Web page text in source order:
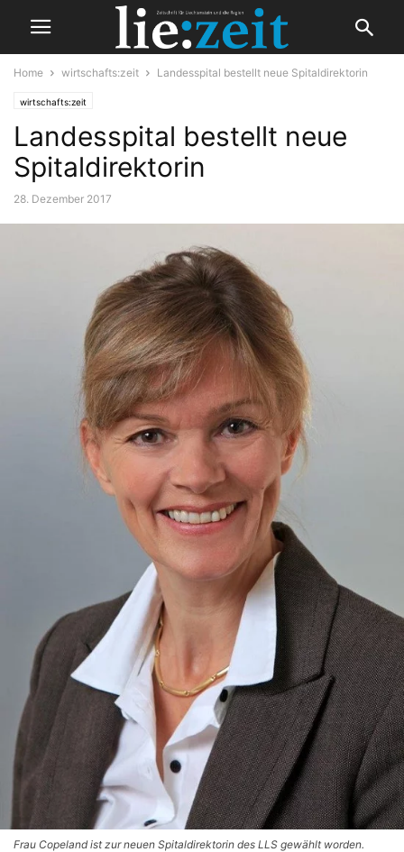
Home wirtschafts:zeit Landesspital bestellt neue Spitaldirektorin
wirtschafts:zeit
Landesspital bestellt neue
Spitaldirektorin
28. Dezember 2017
Frau Copeland ist zur neuen Spitaldirektorin des LLS gewählt worden.